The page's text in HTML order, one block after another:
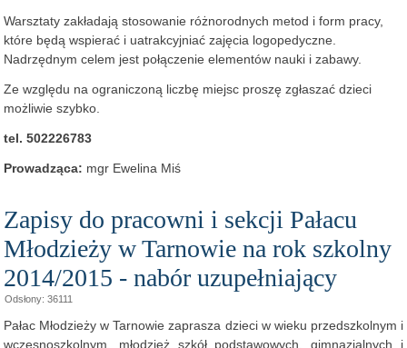
Warsztaty zakładają stosowanie różnorodnych metod i form pracy,
które będą wspierać i uatrakcyjniać zajęcia logopedyczne.
Nadrzędnym celem jest połączenie elementów nauki i zabawy.
Ze względu na ograniczoną liczbę miejsc proszę zgłaszać dzieci
możliwie szybko.
tel. 502226783
Prowadząca: mgr Ewelina Miś
Zapisy do pracowni i sekcji Pałacu
Młodzieży w Tarnowie na rok szkolny
2014/2015 - nabór uzupełniający
Odsłony: 36111
Pałac Młodzieży w Tarnowie zaprasza dzieci w wieku przedszkolnym i
wczesnoszkolnym, młodzież szkół podstawowych, gimnazjalnych i